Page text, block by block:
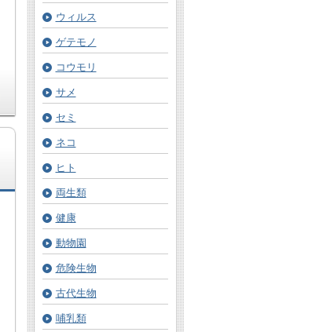
ウィルス
ゲテモノ
コウモリ
サメ
セミ
ネコ
ヒト
両生類
健康
動物園
危険生物
古代生物
哺乳類